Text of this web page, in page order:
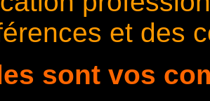
et des
sont vos